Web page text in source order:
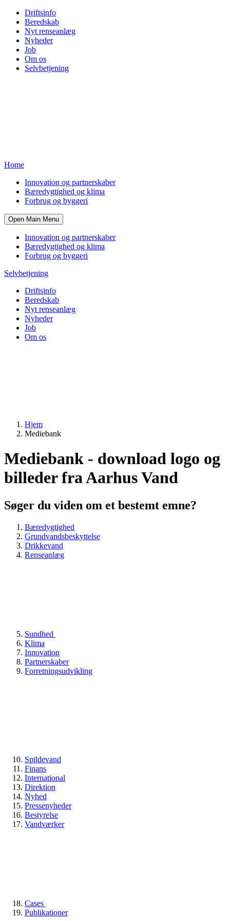
Driftsinfo
Beredskab
Nyt renseanlæg
Nyheder
Job
Om os
Selvbetjening
Home
Innovation og partnerskaber
Bæredygtighed og klima
Forbrug og byggeri
Open Main Menu
Innovation og partnerskaber
Bæredygtighed og klima
Forbrug og byggeri
Selvbetjening
Driftsinfo
Beredskab
Nyt renseanlæg
Nyheder
Job
Om os
Hjem
Mediebank
Mediebank - download logo og
billeder fra Aarhus Vand
Søger du viden om et bestemt emne?
Bæredygtighed
Grundvandsbeskyttelse
Drikkevand
Renseanlæg
Sundhed
Klima
Innovation
Partnerskaber
Forretningsudvikling
Spildevand
Finans
International
Direktion
Nyhed
Pressenyheder
Bestyrelse
Vandværker
Cases
Publikationer